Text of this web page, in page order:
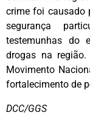
crime foi causado
segurança
testemunhas do
drogas na
Movimento
fortalecimento de
DCC/GGS